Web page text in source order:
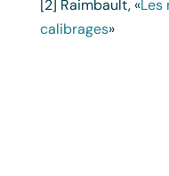
[2] Raimbault, «Les
calibrages»